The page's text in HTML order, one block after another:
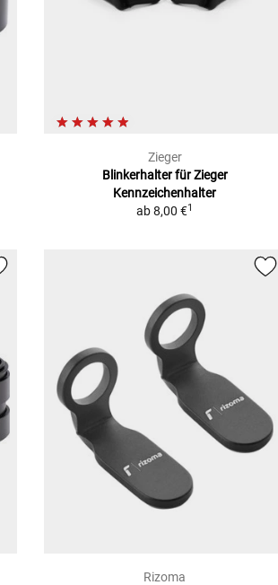
Zieger
Blinkerhalter für Zieger
Kennzeichenhalter
ab8,00 €1
Rizoma